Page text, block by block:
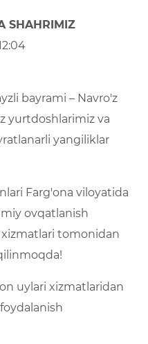
SHAHRIMIZ
bayrami – Navro'z
yurtdoshlarimiz va
yangiliklar
Farg'ona viloyatida
ovqatlanish
tomonidan
uylari xizmatlaridan